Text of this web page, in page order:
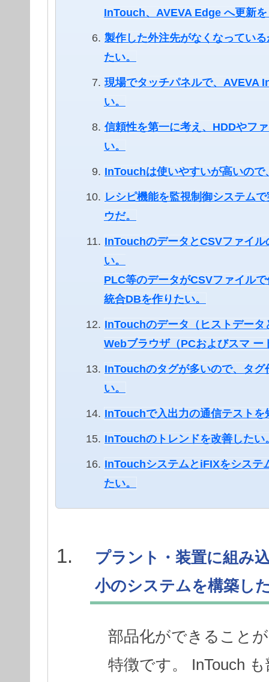
InTouch、AVEVA Edge へ更新
製作した外注先がなくなってい
たい。
現場でタッチパネルで、AVEVA
い。
信頼性を第一に考え、HDDやフ
い。
InTouchは使いやすいが高いの
レシピ機能を監視制御システム
ウだ。
InTouchのデータとCSVファイ
い。
PLC等のデータがCSVファイル
統合DBを作りたい。
InTouchのデータ（ヒストデー
Webブラウザ（PCおよびスマ ー
InTouchのタグが多いので、タ
い。
InTouchで入出力の通信テスト
InTouchのトレンドを改善したい
InTouchシステムとiFIXをシステ
たい。
プラント・装置に組み
小のシステムを構築し
部品化ができること
特徴です。 InTouch